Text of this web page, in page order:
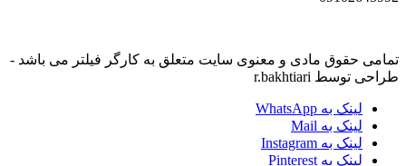
تمامی حقوق مادی و معنوی سایت متعلق به کارگر فیلتر می باشد -
طراحی توسط r.bakhtiari
لینک به WhatsApp
لینک به Mail
لینک به Instagram
لینک به Pinterest